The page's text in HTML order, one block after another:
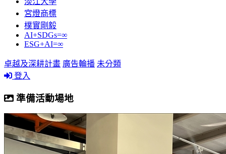
宮燈商標
樸實剛毅
AI+SDGs=∞
ESG+AI=∞
卓越及深耕計畫 廣告輪播 未分類
登入
準備活動場地